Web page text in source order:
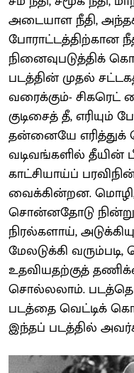
அடையாள நீதி, அந்தக்
போராட்டத்திற்கான
நினைவுபடுத்திக்
படத்தின் முதல்
வரைக்கும்- சிகரெட்
குடிசைத் தீ, எரியும்
தன்னையே
வடிவங்களில் தீயின்
காட்சியாய்ப்
வைக்கின்றன.
சொன்னதோடு
நிரல்களாய்,
மேலடுக்கி
உதவியதற்குத்
சொல்லலாம்.
படத்தை வெட்டிக்
இந்தப் படத்தில்